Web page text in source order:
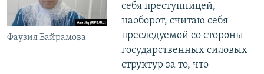
Фаузия Байрамова
себя преступницей,
наоборот, считаю себя
преследуемой со стороны
государственных силовых
структур за то, что